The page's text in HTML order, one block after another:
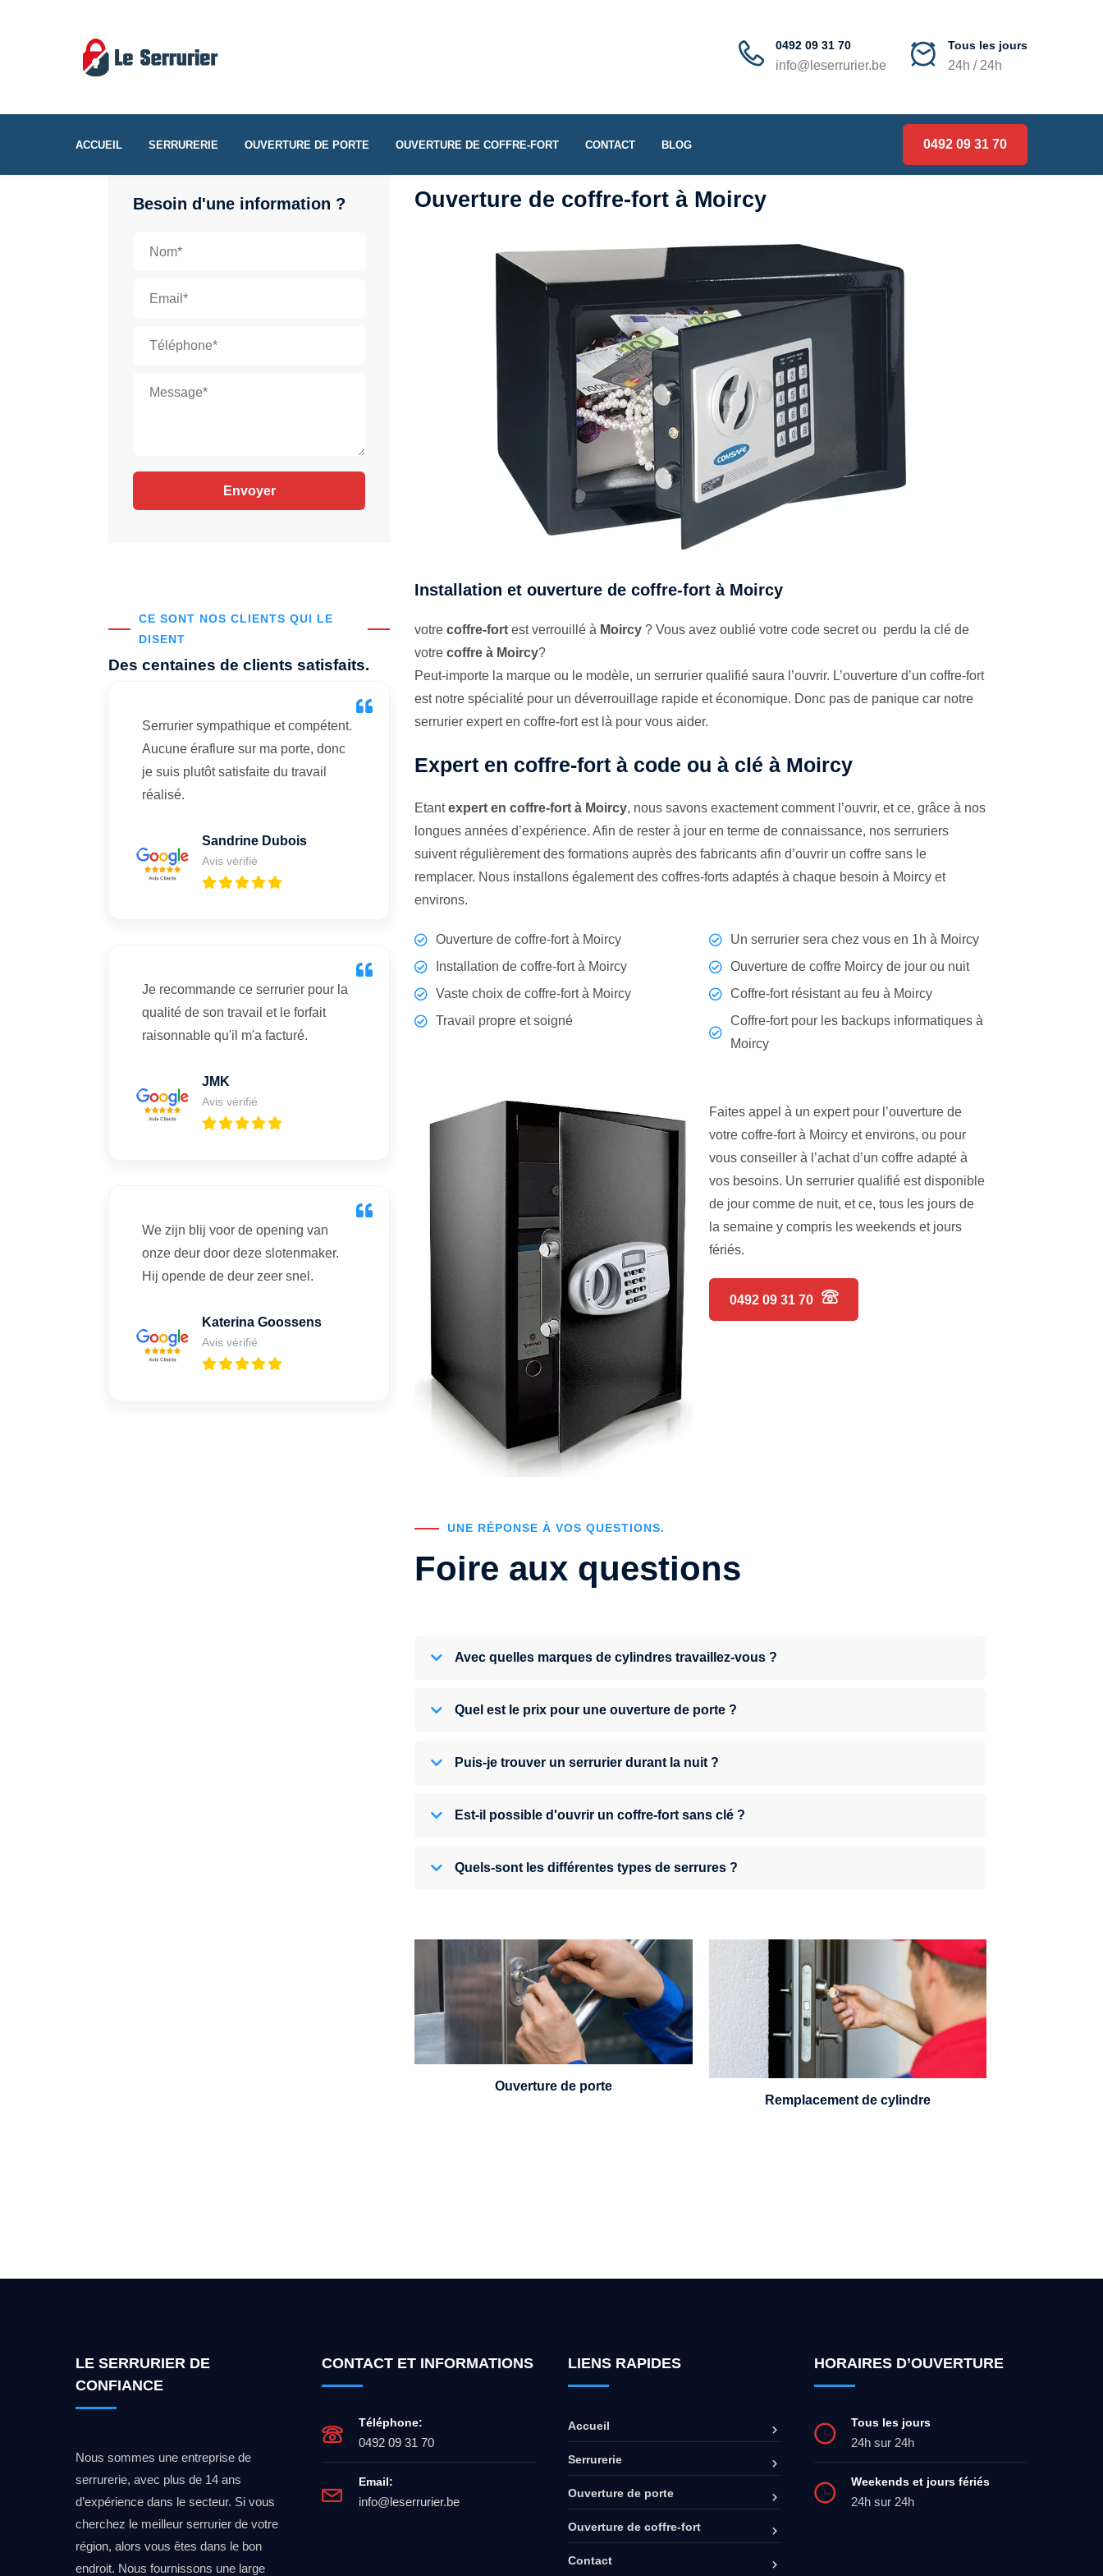
0492 09 31 70
info@leserrurier.be
Tous les jours
24h / 24h
ACCUEIL SERRURERIE OUVERTURE DE PORTE OUVERTURE DE COFFRE-FORT CONTACT BLOG 0492 09 31 70
Besoin d'une information ?
CE SONT NOS CLIENTS QUI LE
DISENT
Des centaines de clients satisfaits.
Serrurier sympathique et compétent.
Aucune éraflure sur ma porte, donc
je suis plutôt satisfaite du travail
réalisé.
Sandrine Dubois
Avis vérifié
Je recommande ce serrurier pour la
qualité de son travail et le forfait
raisonnable qu'il m'a facturé.
JMK
Avis vérifié
We zijn blij voor de opening van
onze deur door deze slotenmaker.
Hij opende de deur zeer snel.
Katerina Goossens
Avis vérifié
Ouverture de coffre-fort à Moircy
Installation et ouverture de coffre-fort à Moircy
votrecoffre-fort est verrouillé à Moircy ? Vous avez oublié votre code secret ou perdu la clé de
votrecoffre à Moircy?
Peut-importe la marque ou le modèle, un serrurier qualifié saura l’ouvrir. L’ouverture d’un coffre-fort
est notre spécialité pour un déverrouillage rapide et économique. Donc pas de panique car notre
serrurier expert en coffre-fort est là pour vous aider.
Expert en coffre-fort à code ou à clé à Moircy
Etantexpert en coffre-fort à Moircy, nous savons exactement comment l’ouvrir, et ce, grâce à nos
longues années d’expérience. Afin de rester à jour en terme de connaissance, nos serruriers
suivent régulièrement des formations auprès des fabricants afin d’ouvrir un coffre sans le
remplacer. Nous installons également des coffres-forts adaptés à chaque besoin à Moircy et
environs.
Ouverture de coffre-fort à Moircy
Installation de coffre-fort à Moircy
Vaste choix de coffre-fort à Moircy
Travail propre et soigné
Un serrurier sera chez vous en 1h à Moircy
Ouverture de coffre Moircy de jour ou nuit
Coffre-fort résistant au feu à Moircy
Coffre-fort pour les backups informatiques à
Moircy
Faites appel à un expert pour l’ouverture de
votre coffre-fort à Moircy et environs, ou pour
vous conseiller à l’achat d’un coffre adapté à
vos besoins. Un serrurier qualifié est disponible
de jour comme de nuit, et ce, tous les jours de
la semaine y compris les weekends et jours
fériés.
0492 09 31 70
UNE RÉPONSE À VOS QUESTIONS.
Foire aux questions
Avec quelles marques de cylindres travaillez-vous ?
Quel est le prix pour une ouverture de porte ?
Puis-je trouver un serrurier durant la nuit ?
Est-il possible d'ouvrir un coffre-fort sans clé ?
Quels-sont les différentes types de serrures ?
Vous avez perdu vos clés ou la porte s'est
refermée derrière vous ? Un serrurier est
disponible 24h/7.
Ouverture de porte
Un serrurier sera en mesure de choisir et
remplacer un cylindre standard, à 5
leviers ou à 3 leviers, Mul-T-Lock ou
encore multipoints.
Remplacement de cylindre
LE SERRURIER DE
CONFIANCE
Nous sommes une entreprise de
serrurerie, avec plus de 14 ans
d’expérience dans le secteur. Si vous
cherchez le meilleur serrurier de votre
région, alors vous êtes dans le bon
endroit. Nous fournissons une large
CONTACT ET INFORMATIONS
Téléphone:
0492 09 31 70
Email:
info@leserrurier.be
LIENS RAPIDES
Accueil
Serrurerie
Ouverture de porte
Ouverture de coffre-fort
Contact
HORAIRES D’OUVERTURE
Tous les jours
24h sur 24h
Weekends et jours fériés
24h sur 24h